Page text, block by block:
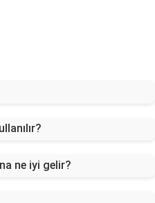
ne iyi gelir?